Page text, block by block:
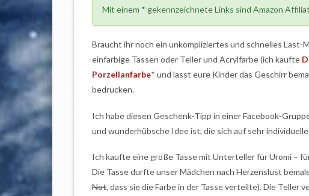
Mit einem * gekennzeichnete Links sind Amazon
Braucht ihr noch ein unkompliziertes und schnelles
einfarbige Tassen oder Teller und Acrylfarbe (ich kaufte
Porzellanfarbe* und lasst eure Kinder das Geschirr
bedrucken.
Ich habe diesen Geschenk-Tipp in einer Facebook-
und wunderhübsche Idee ist, die sich auf sehr
Ich kaufte eine große Tasse mit Unterteller für Uromi –
Die Tasse durfte unser Mädchen nach Herzenslust
Not, dass sie die Farbe in der Tasse verteilte). Die Teller